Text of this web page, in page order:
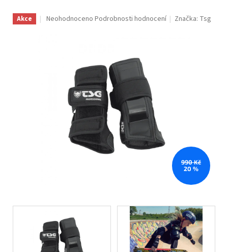
Akce
Průměrné
hvězdiček.
Neohodnoceno Podrobnosti hodnocení Značka: Tsg
990 Kč
20 %